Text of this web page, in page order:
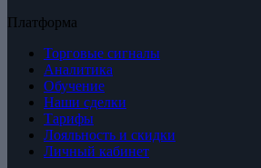
Платформа
Торговые сигналы
Аналитика
Обучение
Наши сделки
Тарифы
Лояльность и скидки
Личный кабинет